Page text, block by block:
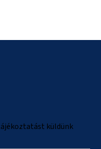
küldünk